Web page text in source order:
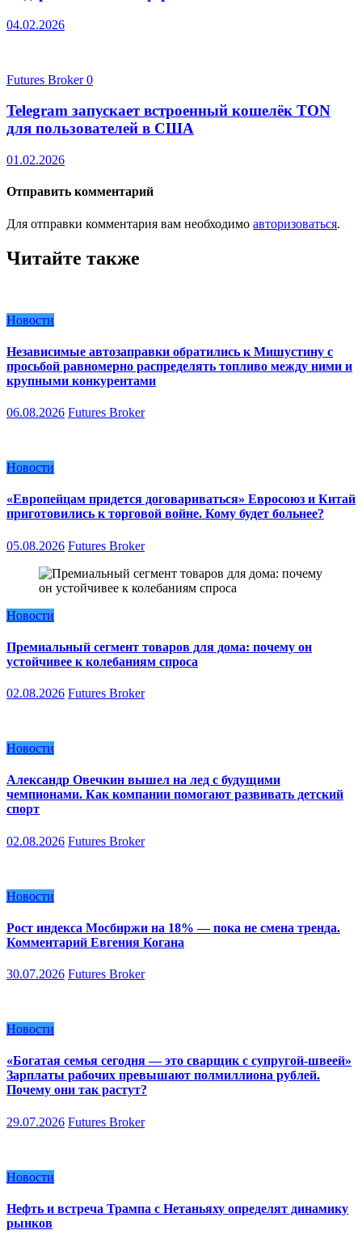
04.02.2026
Futures Broker0
Telegram запускает встроенный кошелёк TON
для пользователей в США
01.02.2026
Отправить комментарий
Для отправки комментария вам необходимо авторизоваться.
Читайте также
Новости
Независимые автозаправки обратились к Мишустину с
просьбой равномерно распределять топливо между ними и
крупными конкурентами
06.08.2026 Futures Broker
Новости
«Европейцам придется договариваться» Евросоюз и Китай
приготовились к торговой войне. Кому будет больнее?
05.08.2026 Futures Broker
Новости
Премиальный сегмент товаров для дома: почему он
устойчивее к колебаниям спроса
02.08.2026 Futures Broker
Новости
Александр Овечкин вышел на лед с будущими
чемпионами. Как компании помогают развивать детский
спорт
02.08.2026 Futures Broker
Новости
Рост индекса Мосбиржи на 18% — пока не смена тренда.
Комментарий Евгения Когана
30.07.2026 Futures Broker
Новости
«Богатая семья сегодня — это сварщик с супругой-швеей»
Зарплаты рабочих превышают полмиллиона рублей.
Почему они так растут?
29.07.2026 Futures Broker
Новости
Нефть и встреча Трампа с Нетаньяху определят динамику
рынков